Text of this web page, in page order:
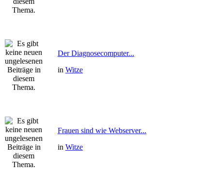
Der Diagnosecomputer...
in Witze
Frauen sind wie Webserver...
in Witze